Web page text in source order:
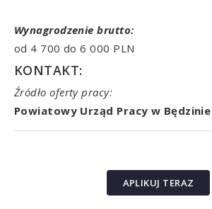
Wynagrodzenie brutto:
od 4 700 do 6 000 PLN
KONTAKT:
Źródło oferty pracy:
Powiatowy Urząd Pracy w Będzinie
APLIKUJ TERAZ